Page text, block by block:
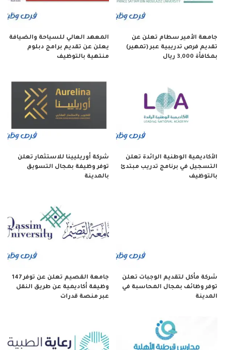
جامعة الأمير سطام تعلن عن
تقديم فرص تدريبية عبر (تمهير)
بمكافأة 3,000 ريال
المعهد العالي للسياحة والضيافة
يعلن عن تقديم برامج دبلوم
منتهية بالتوظيف
الأكاديمية الوطنية الرائدة تعلن
التسجيل في برنامج تدريب مبتدئ
بالتوظيف
شركة أوريليينا للاستثمار تعلن
توفر وظيفة بمجال التسويق
بالمدينة
شركة مأكل لتقديم الوجبات تعلن
توفر وظائف بمجال المحاسبة في
المدينة
جامعة القصيم تعلن عن توفر 147
وظيفة أكاديمية عن طريق النقل
عبر منصة قدرات